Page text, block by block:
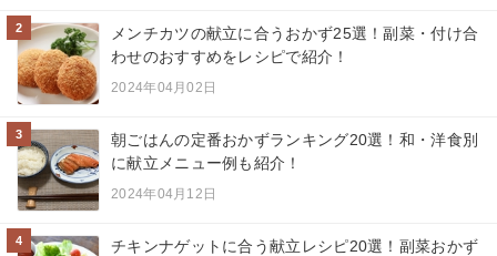
2
メンチカツの献立に合うおかず25選！副菜・付け合
わせのおすすめをレシピで紹介！
2024年04月02日
3
朝ごはんの定番おかずランキング20選！和・洋食別
に献立メニュー例も紹介！
2024年04月12日
4
チキンナゲットに合う献立レシピ20選！副菜おかず